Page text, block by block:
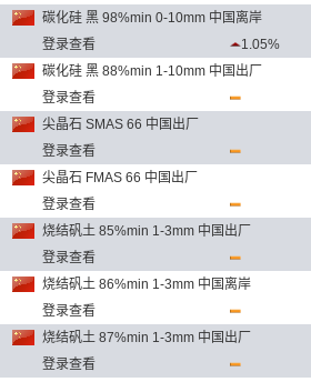
碳化硅 黑 98%min 0-10mm 中国离岸
登录查看
1.05%
碳化硅 黑 88%min 1-10mm 中国出厂
登录查看
尖晶石 SMAS 66 中国出厂
登录查看
尖晶石 FMAS 66 中国出厂
登录查看
烧结矾土 85%min 1-3mm 中国出厂
登录查看
烧结矾土 86%min 1-3mm 中国离岸
登录查看
烧结矾土 87%min 1-3mm 中国出厂
登录查看